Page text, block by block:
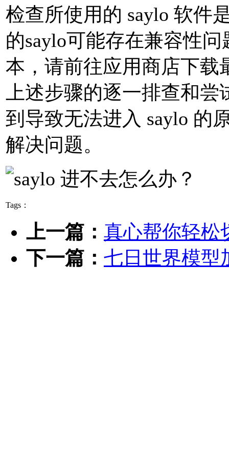
检查所使用的 saylo 软件
的saylo可能存在兼容性
本，请前往应用商店下载
上述步骤的逐一排查和
到导致无法进入 saylo 的
解决问题。
Tags：
上一篇： 真心帮你轻松
下一篇： 七日世界模型